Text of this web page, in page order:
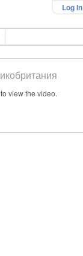
Log In
view the video.